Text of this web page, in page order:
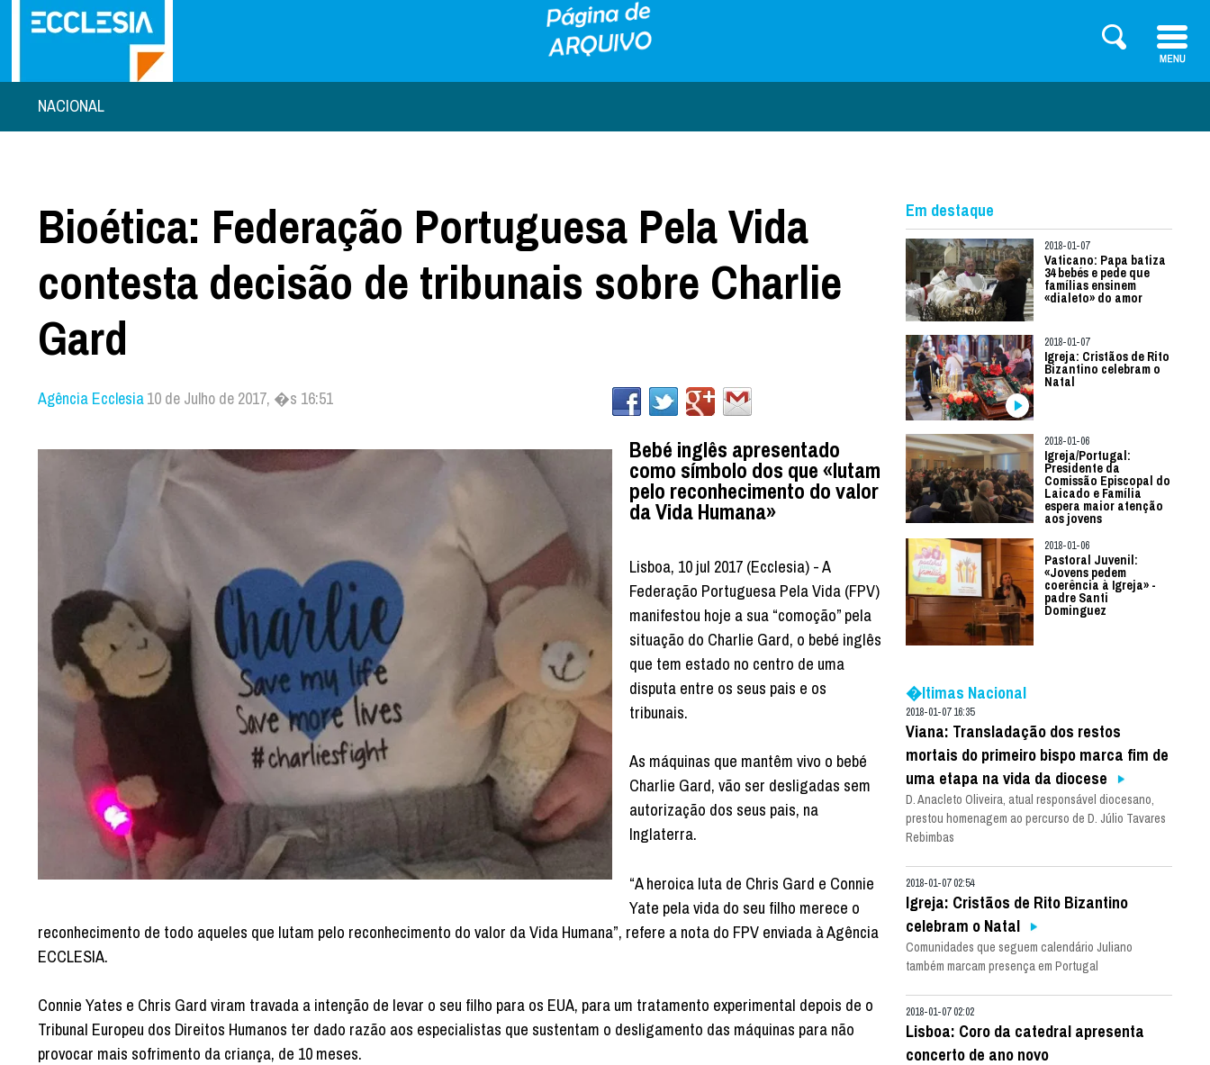
NACIONAL
Bioética: Federação Portuguesa Pela Vida
contesta decisão de tribunais sobre Charlie
Gard
Agência Ecclesia10 de Julho de 2017, �s 16:51
Bebé inglês apresentado
como símbolo dos que «lutam
pelo reconhecimento do valor
da Vida Humana»
Lisboa, 10 jul 2017 (Ecclesia) - A
Federação Portuguesa Pela Vida (FPV)
manifestou hoje a sua “comoção” pela
situação do Charlie Gard, o bebé inglês
que tem estado no centro de uma
disputa entre os seus pais e os
tribunais.
As máquinas que mantêm vivo o bebé
Charlie Gard, vão ser desligadas sem
autorização dos seus pais, na
Inglaterra.
“A heroica luta de Chris Gard e Connie
Yate pela vida do seu filho merece o
reconhecimento de todo aqueles que lutam pelo reconhecimento do valor da Vida Humana”, refere a nota do FPV enviada à Agência
ECCLESIA.
Connie Yates e Chris Gard viram travada a intenção de levar o seu filho para os EUA, para um tratamento experimental depois de o
Tribunal Europeu dos Direitos Humanos ter dado razão aos especialistas que sustentam o desligamento das máquinas para não
provocar mais sofrimento da criança, de 10 meses.
Em destaque
2018-01-07
Vaticano: Papa batiza
34 bebés e pede que
famílias ensinem
«dialeto» do amor
2018-01-07
Igreja: Cristãos de Rito
Bizantino celebram o
Natal
2018-01-06
Igreja/Portugal:
Presidente da
Comissão Episcopal do
Laicado e Família
espera maior atenção
aos jovens
2018-01-06
Pastoral Juvenil:
«Jovens pedem
coerência à Igreja» -
padre Santi
Dominguez
�ltimas Nacional
2018-01-07 16:35
Viana: Transladação dos restos
mortais do primeiro bispo marca fim de
uma etapa na vida da diocese
D. Anacleto Oliveira, atual responsável diocesano,
prestou homenagem ao percurso de D. Júlio Tavares
Rebimbas
2018-01-07 02:54
Igreja: Cristãos de Rito Bizantino
celebram o Natal
Comunidades que seguem calendário Juliano
também marcam presença em Portugal
2018-01-07 02:02
Lisboa: Coro da catedral apresenta
concerto de ano novo